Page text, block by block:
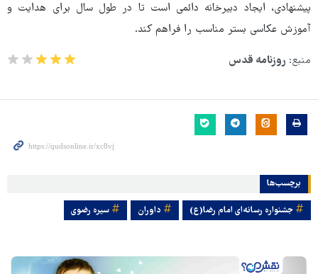
پیشنهادی، ایجاد دبیرخانه دائمی است تا در طول سال برای هدایت و
آموزش عکاسی بستر مناسب را فراهم کند.
منبع: روزنامه قدس
برچسب‌ها
جشنواره رسانه‌ای امام رضا(ع) داوران سیره رضوی